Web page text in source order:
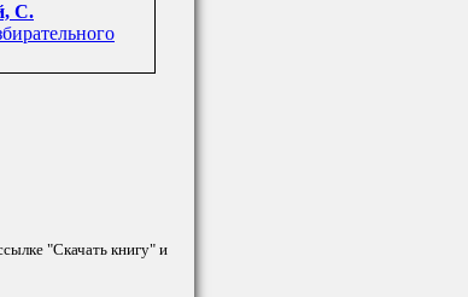
С.
"Скачать книгу" и